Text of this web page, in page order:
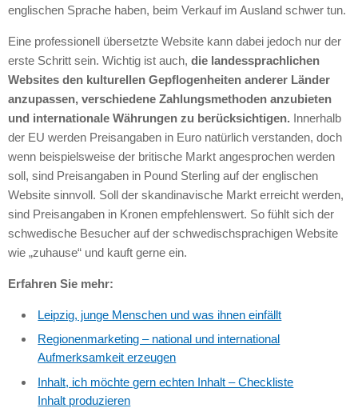
englischen Sprache haben, beim Verkauf im Ausland schwer tun.
Eine professionell übersetzte Website kann dabei jedoch nur der
erste Schritt sein. Wichtig ist auch, die landessprachlichen
Websites den kulturellen Gepflogenheiten anderer Länder
anzupassen, verschiedene Zahlungsmethoden anzubieten
und internationale Währungen zu berücksichtigen. Innerhalb
der EU werden Preisangaben in Euro natürlich verstanden, doch
wenn beispielsweise der britische Markt angesprochen werden
soll, sind Preisangaben in Pound Sterling auf der englischen
Website sinnvoll. Soll der skandinavische Markt erreicht werden,
sind Preisangaben in Kronen empfehlenswert. So fühlt sich der
schwedische Besucher auf der schwedischsprachigen Website
wie „zuhause“ und kauft gerne ein.
Erfahren Sie mehr:
Leipzig, junge Menschen und was ihnen einfällt
Regionenmarketing – national und international
Aufmerksamkeit erzeugen
Inhalt, ich möchte gern echten Inhalt – Checkliste
Inhalt produzieren